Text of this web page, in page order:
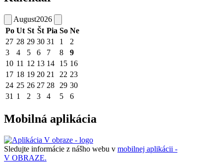
August2026
Po Ut St Št Pia So Ne
27 28 29 30 31 1
2
3
4 5 6 7 8
9
10 11 12 13 14 15 16
17 18 19 20 21 22 23
24 25 26 27 28 29 30
31 1 2 3 4 5 6
Mobilná aplikácia
Sledujte informácie z nášho webu v mobilnej aplikácii -
V OBRAZE.